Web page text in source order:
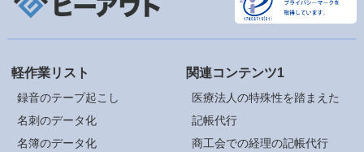
軽作業リスト
録音のテープ起こし
名刺のデータ化
名簿のデータ化
関連コンテンツ1
医療法人の特殊性を踏まえた
記帳代行
商工会での経理の記帳代行